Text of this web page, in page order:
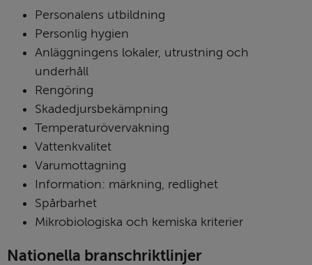
Personalens utbildning
Personlig hygien
Anläggningens lokaler, utrustning och
underhåll
Rengöring
Skadedjursbekämpning
Temperaturövervakning
Vattenkvalitet
Varumottagning
Information: märkning, redlighet
Spårbarhet
Mikrobiologiska och kemiska kriterier
Nationella branschriktlinjer